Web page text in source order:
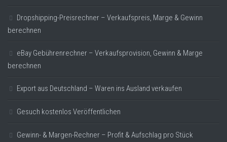
Dropshipping-Preisrechner – Verkaufspreis, Marge & Gewinn
berechnen
eBay Gebührenrechner – Verkaufsprovision, Gewinn & Marge
berechnen
Export aus Deutschland – Waren ins Ausland verkaufen
Gesuch kostenlos Veröffentlichen
Gewinn- & Margen-Rechner – Profit & Aufschlag pro Stück